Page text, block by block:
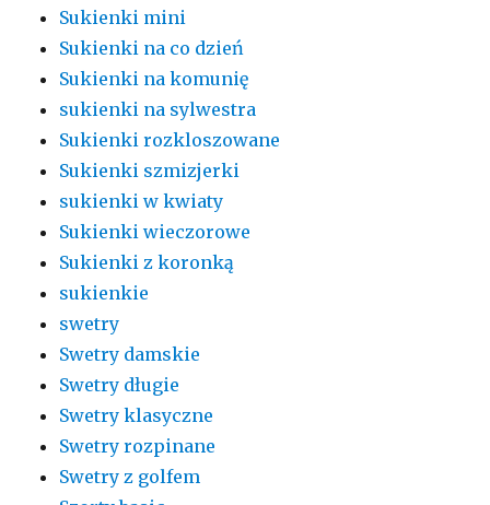
Sukienki mini
Sukienki na co dzień
Sukienki na komunię
sukienki na sylwestra
Sukienki rozkloszowane
Sukienki szmizjerki
sukienki w kwiaty
Sukienki wieczorowe
Sukienki z koronką
sukienkie
swetry
Swetry damskie
Swetry długie
Swetry klasyczne
Swetry rozpinane
Swetry z golfem